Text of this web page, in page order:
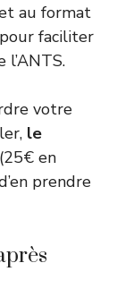
au format
faciliter
votre
le
(25€ en
prendre